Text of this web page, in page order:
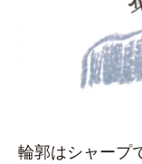
輪郭はシャープ